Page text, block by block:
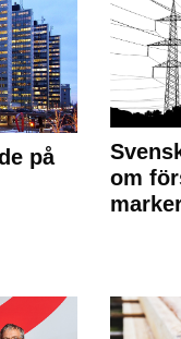
på
om